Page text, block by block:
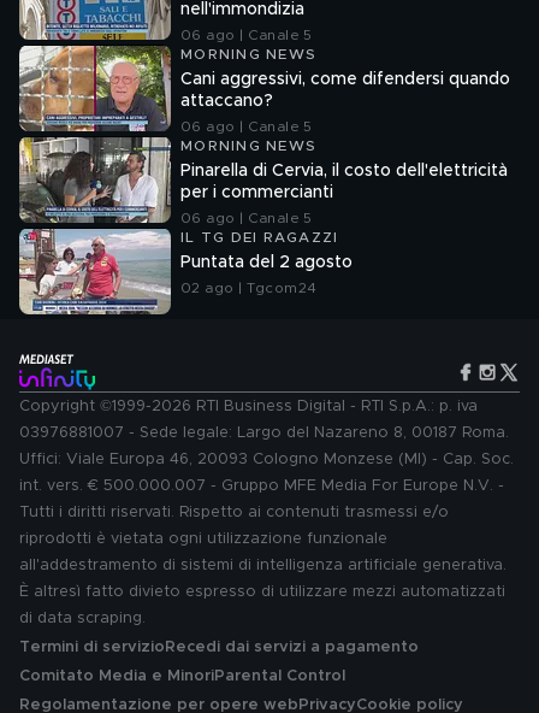
nell'immondizia
06 ago | Canale 5
MORNING NEWS
Cani aggressivi, come difendersi quando
attaccano?
06 ago | Canale 5
MORNING NEWS
Pinarella di Cervia, il costo dell'elettricità
per i commercianti
06 ago | Canale 5
IL TG DEI RAGAZZI
Puntata del 2 agosto
02 ago | Tgcom24
Copyright ©1999-2026 RTI Business Digital - RTI S.p.A.: p. iva
03976881007 - Sede legale: Largo del Nazareno 8, 00187 Roma.
Uffici: Viale Europa 46, 20093 Cologno Monzese (MI) - Cap. Soc.
int. vers. € 500.000.007 - Gruppo MFE Media For Europe N.V. -
Tutti i diritti riservati. Rispetto ai contenuti trasmessi e/o
riprodotti è vietata ogni utilizzazione funzionale
all'addestramento di sistemi di intelligenza artificiale generativa.
È altresì fatto divieto espresso di utilizzare mezzi automatizzati
di data scraping.
Termini di servizio Recedi dai servizi a pagamento
Comitato Media e MinoriParental Control
Regolamentazione per opere web PrivacyCookie policy